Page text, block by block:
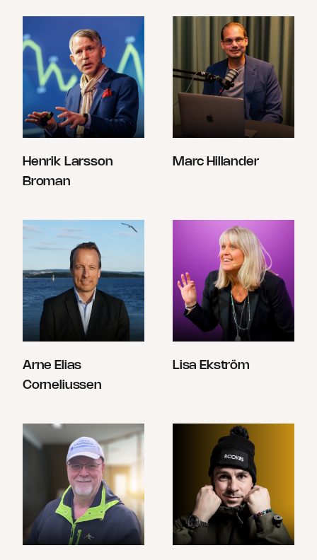
Henrik Larsson
Broman
Marc Hillander
Arne Elias
Corneliussen
Lisa Ekström